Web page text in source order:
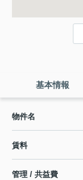
基本情報
物件名
賃料
管理 / 共益費